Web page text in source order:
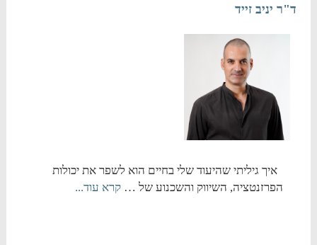
ד"ר יניב זייד
איך גיליתי שהיעוד שלי בחיים הוא לשפר את יכולות
הפרזנטציה, השיווק והשכנוע של … קרא עוד...